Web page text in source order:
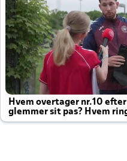
Hvem overtager nr.10
glemmer sit pas? Hvem
altid til efter kampe?